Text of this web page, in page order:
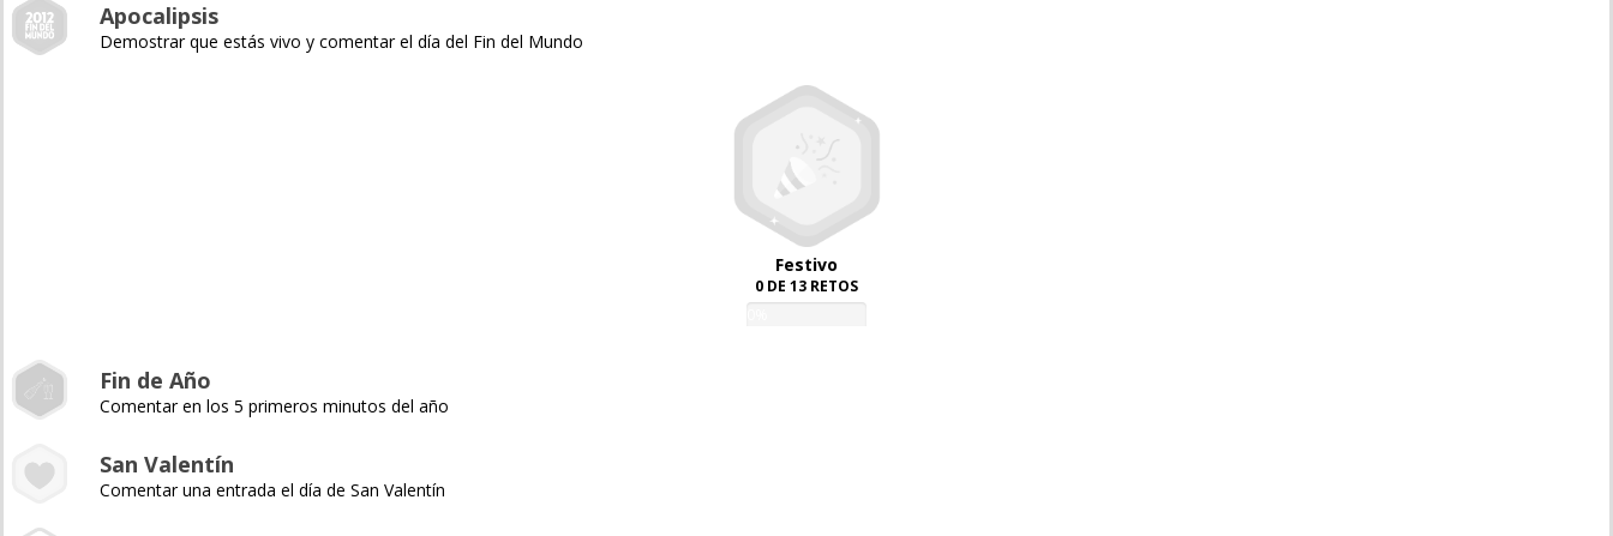
Apocalipsis
Demostrar que estás vivo y comentar el día del Fin del Mundo
Festivo
0 DE 13 RETOS
Fin de Año
Comentar en los 5 primeros minutos del año
San Valentín
Comentar una entrada el día de San Valentín